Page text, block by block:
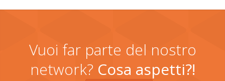
Vuoi far parte del nostro
network? Cosa aspetti?!